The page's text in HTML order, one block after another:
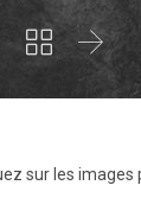
 
sur les images